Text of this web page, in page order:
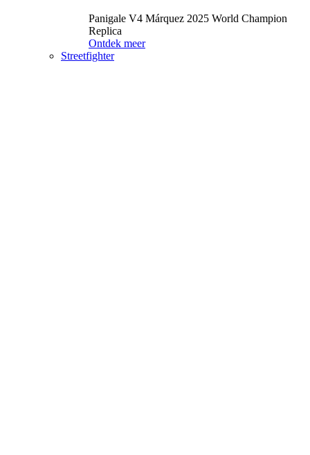
Panigale V4 Márquez 2025 World Champion
Replica
Ontdek meer
Streetfighter